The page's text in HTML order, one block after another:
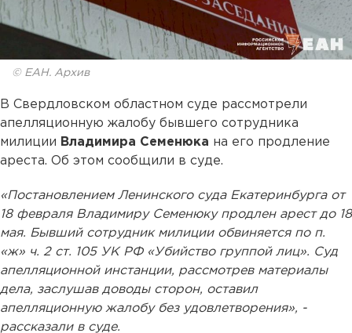
© ЕАН. Архив
В Свердловском областном суде рассмотрели
апелляционную жалобу бывшего сотрудника
милиции Владимира Семенюка на его продление
ареста. Об этом сообщили в суде.
«Постановлением Ленинского суда Екатеринбурга от
18 февраля Владимиру Семенюку продлен арест до 18
мая. Бывший сотрудник милиции обвиняется по п.
«ж» ч. 2 ст. 105 УК РФ «Убийство группой лиц». Суд
апелляционной инстанции, рассмотрев материалы
дела, заслушав доводы сторон, оставил
апелляционную жалобу без удовлетворения», -
рассказали в суде.